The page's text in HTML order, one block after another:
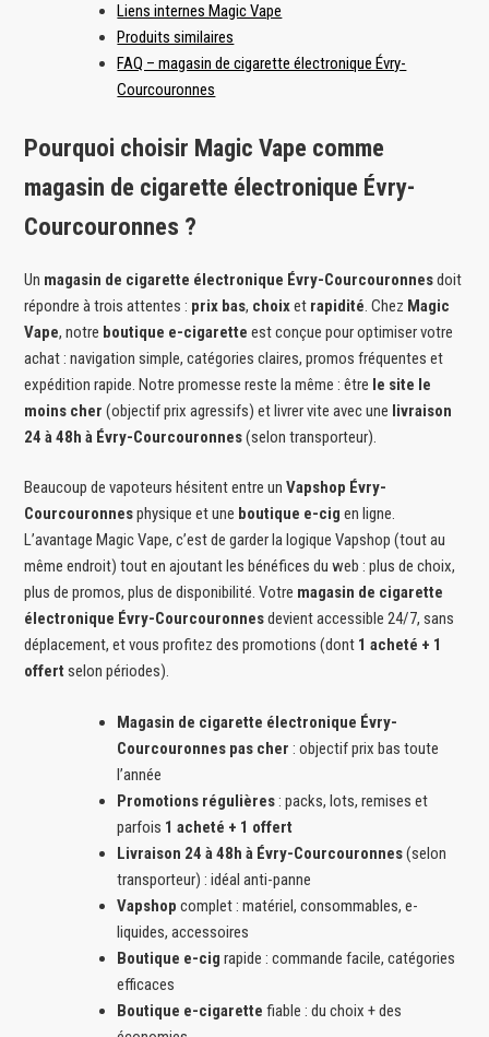
Liens internes Magic Vape
Produits similaires
FAQ – magasin de cigarette électronique Évry-
Courcouronnes
Pourquoi choisir Magic Vape comme
magasin de cigarette électronique Évry-
Courcouronnes ?
Un magasin de cigarette électronique Évry-Courcouronnesdoit
répondre à trois attentes : prix bas, choixet rapidité. Chez Magic
Vape, notre boutique e-cigarette est conçue pour optimiser votre
achat : navigation simple, catégories claires, promos fréquentes et
expédition rapide. Notre promesse reste la même : être le site le
moins cher (objectif prix agressifs) et livrer vite avec une livraison
24 à 48h à Évry-Courcouronnes(selon transporteur).
Beaucoup de vapoteurs hésitent entre unVapshop Évry-
Courcouronnesphysique et une boutique e-cig en ligne.
L’avantage Magic Vape, c’est de garder la logique Vapshop (tout au
même endroit) tout en ajoutant les bénéfices du web : plus de choix,
plus de promos, plus de disponibilité. Votre magasin de cigarette
électronique Évry-Courcouronnesdevient accessible 24/7, sans
déplacement, et vous profitez des promotions (dont 1 acheté + 1
offert selon périodes).
Magasin de cigarette électronique Évry-
Courcouronnes pas cher : objectif prix bas toute
l’année
Promotions régulières: packs, lots, remises et
parfois 1 acheté + 1 offert
Livraison 24 à 48h à Évry-Courcouronnes(selon
transporteur) : idéal anti-panne
Vapshop complet : matériel, consommables, e-
liquides, accessoires
Boutique e-cig rapide : commande facile, catégories
efficaces
Boutique e-cigarette fiable : du choix + des